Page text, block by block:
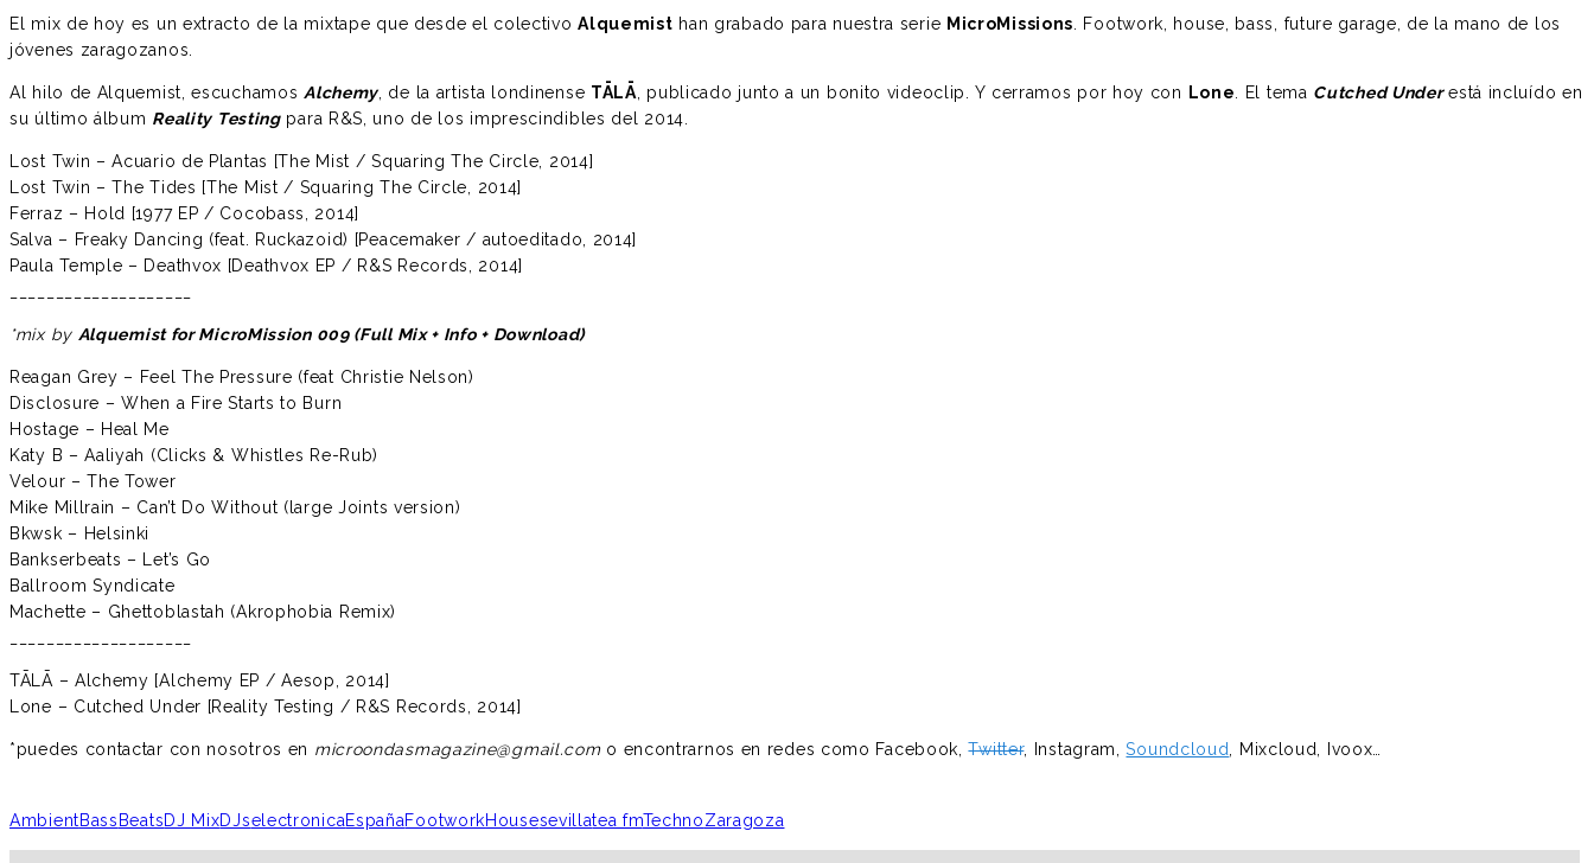
El mix de hoy es un extracto de la mixtape que desde el colectivoAlquemist han grabado para nuestra serie MicroMissions . Footwork, house, bass, future garage, de la mano de los
jóvenes zaragozanos.
Al hilo de Alquemist, escuchamos Alchemy , de la artista londinense TĀLĀ , publicado junto a un bonito videoclip. Y cerramos por hoy con Lone . El tema Cutched Underestá incluído en
su último álbum Reality Testingpara R&S, uno de los imprescindibles del 2014.
Lost Twin – Acuario de Plantas [The Mist / Squaring The Circle, 2014]
Lost Twin – The Tides [The Mist / Squaring The Circle, 2014]
Ferraz – Hold [1977 EP / Cocobass, 2014]
Salva – Freaky Dancing (feat. Ruckazoid) [Peacemaker / autoeditado, 2014]
Paula Temple – Deathvox [Deathvox EP / R&S Records, 2014]
*mix by Alquemist for MicroMission 009 (Full Mix + Info + Download)
Reagan Grey – Feel The Pressure (feat Christie Nelson)
Disclosure – When a Fire Starts to Burn
Hostage – Heal Me
Katy B – Aaliyah (Clicks & Whistles Re-Rub)
Velour – The Tower
Mike Millrain – Can’t Do Without (large Joints version)
Bkwsk – Helsinki
Bankserbeats – Let’s Go
Ballroom Syndicate
Machette – Ghettoblastah (Akrophobia Remix)
TĀLĀ – Alchemy [Alchemy EP / Aesop, 2014]
Lone – Cutched Under [Reality Testing / R&S Records, 2014]
*puedes contactar con nosotros en microondasmagazine@gmail.como encontrarnos en redes como Facebook,Twitter, Instagram,Soundcloud , Mixcloud, Ivoox…
AmbientBass BeatsDJ MixDJselectronicaEspañaFootworkHousesevillatea fmTechnoZaragoza